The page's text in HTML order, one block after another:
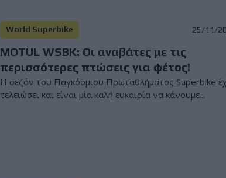
World Superbike 25/11/
MOTUL WSBK: Οι αναβάτες με τις
περισσότερες πτώσεις για φέτος!
Η σεζόν του Παγκόσμιου Πρωταθλήματος Superbike
τελειώσει και είναι μία καλή ευκαιρία να κάνουμε...